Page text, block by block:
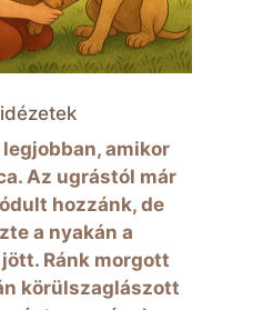
amikor
Az ugrástól már
hozzánk, de
a nyakán a
Ránk morgott
körülszaglászott